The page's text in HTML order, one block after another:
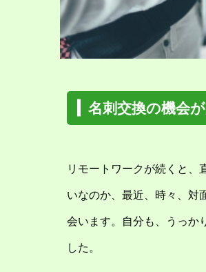
名刺交換の機会
リモートワークが続くと、
いなのか、最近、時々、対
会います。自分も、うっか
した。